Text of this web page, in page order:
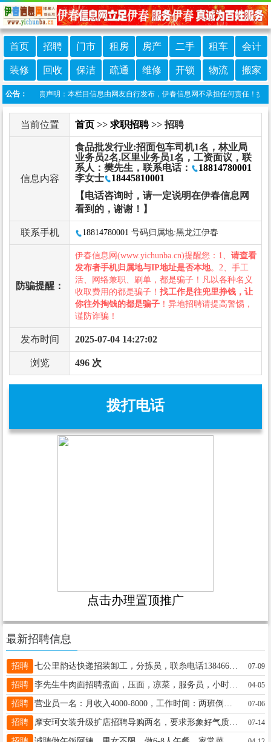
首页 招聘 门市 租房 房产 二手 租车 会计
装修 回收 保洁 疏通 维修 开锁 物流 搬家
公告： 免责声明：本栏目信息由网友自行发布，伊春信息网不承担任何责任！提
当前位置 首页 >> 求职招聘>> 招聘
信息内容
食品批发行业:招面包车司机1名，林业局
业务员2名,区里业务员1名，工资面议，联
系人：樊先生，联系电话：
18814780001
李女士
18445810001
【电话咨询时，请一定说明在伊春信息网
看到的，谢谢！】
联系手机 18814780001 号码归属地:黑龙江伊春
防骗提醒：
伊春信息网(www.yichunba.cn)提醒您：1、 请查看
发布者手机归属地与IP地址是否本地。2、手工
活、网络兼职、刷单，都是骗子！凡以各种名义
收取费用的都是骗子！ 找工作是往兜里挣钱，让
你往外掏钱的都是骗子 ！异地招聘请提高警惕，
谨防诈骗！
发布时间 2025-07-04 14:27:02
浏览 496 次
拨打电话
点击办理置顶推广
最新招聘信息
招聘 七公里韵达快递招装卸工，分拣员，联糸电话13846697135潘国红13846697135 07-09
招聘 李先生牛肉面招聘煮面，压面，凉菜，服务员，小时工姜13039691202 04-05
招聘 07-06
招聘 摩安珂女装升级扩店招聘导购两名，要求形象好气质佳有经验优先，年龄20-40岁，上下午倒班工作轻松不累李19604580990 07-14